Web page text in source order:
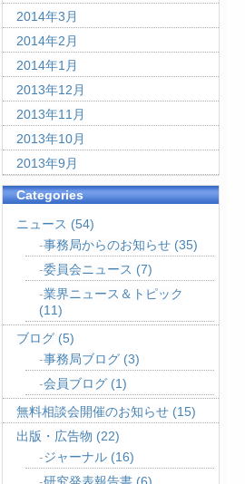
2014年3月
2014年2月
2014年1月
2013年12月
2013年11月
2013年10月
2013年9月
Categories
ニュース (54)
事務局からのお知らせ (35)
委員会ニュース (7)
業界ニュース＆トピック
(11)
ブログ (5)
事務局ブログ (3)
会員ブログ (1)
無料相談会開催のお知らせ (15)
出版・広告物 (22)
ジャーナル (16)